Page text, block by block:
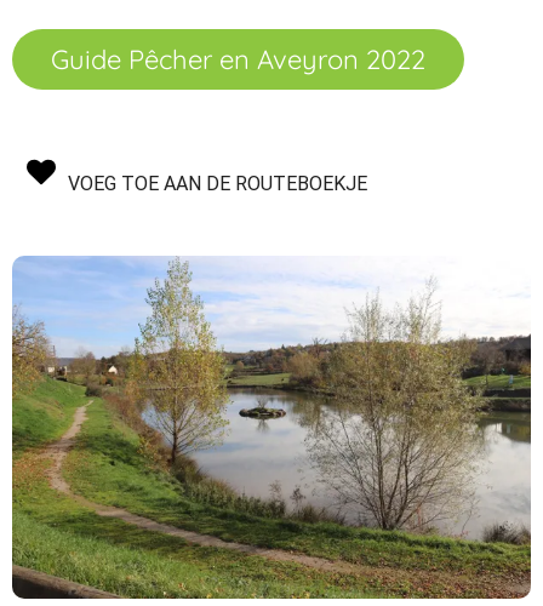
Guide Pêcher en Aveyron 2022
VOEG TOE AAN DE ROUTEBOEKJE